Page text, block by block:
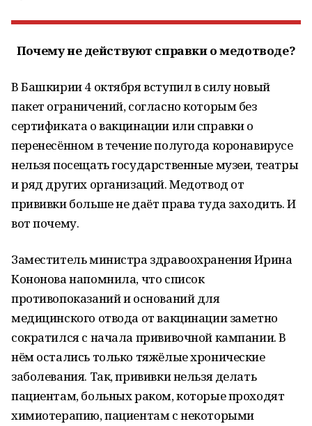
Почему не действуют справки о медотводе?
В Башкирии 4 октября вступил в силу новый
пакет ограничений, согласно которым без
сертификата о вакцинации или справки о
перенесённом в течение полугода коронавирусе
нельзя посещать государственные музеи, театры
и ряд других организаций. Медотвод от
прививки больше не даёт права туда заходить. И
вот почему.
Заместитель министра здравоохранения Ирина
Кононова напомнила, что список
противопоказаний и оснований для
медицинского отвода от вакцинации заметно
сократился с начала прививочной кампании. В
нём остались только тяжёлые хронические
заболевания. Так, прививки нельзя делать
пациентам, больных раком, которые проходят
химиотерапию, пациентам с некоторыми